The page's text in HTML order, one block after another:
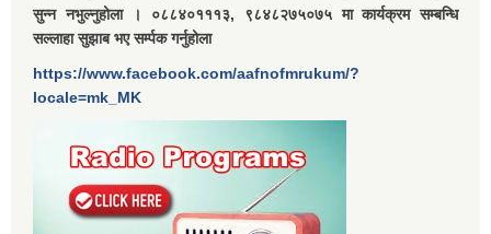
सुन्न नभुल्नुहोला । ०८८४०१११३, ९८४८२७५०७५ मा कार्यक्रम सम्बन्धि
सल्लाहा सुझाब भए सर्म्पक गर्नुहोला
https://www.facebook.com/aafnofmrukum/?
locale=mk_MK